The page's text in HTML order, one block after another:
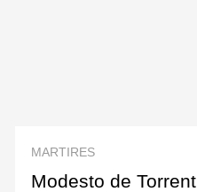
MARTIRES
Modesto de Torrent